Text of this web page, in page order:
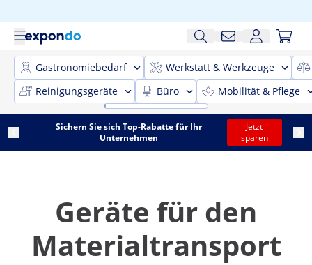
Gastronomiebedarf
Werkstatt & Werkzeuge
Reinigungsgeräte
Büro Mobilität & Pflege
Sichern Sie sich Top-Rabatte für Ihr
Unternehmen
Jetzt
sparen
Geräte für den
Materialtransport